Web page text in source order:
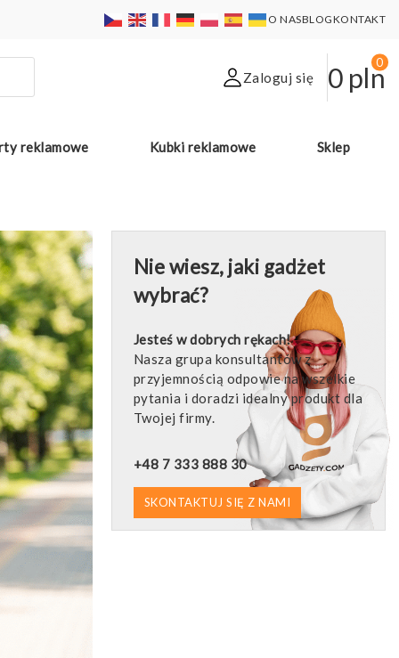
O NASBLOGKONTAKT
Zaloguj się 0 pln
0
reklamowe Kubki reklamowe Sklep
Nie wiesz, jaki gadżet
wybrać?
Jesteś w dobrych rękach!
Nasza grupa konsultantów z
przyjemnością odpowie na wszelkie
pytania i doradzi idealny produkt dla
Twojej firmy.
+48 7 333 888 30
SKONTAKTUJ SIĘ Z NAMI